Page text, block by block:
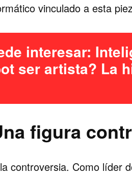
vinculado a esta
interesar:
ser artista? La
figura
controversia. Como líder